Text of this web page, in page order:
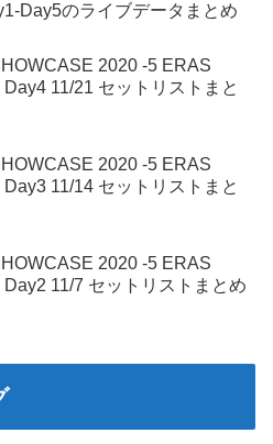
Day5のライブデータまとめ
2020 -5 ERAS
11/21 セットリストまと
2020 -5 ERAS
11/14 セットリストまと
2020 -5 ERAS
Day2 11/7 セットリストまとめ